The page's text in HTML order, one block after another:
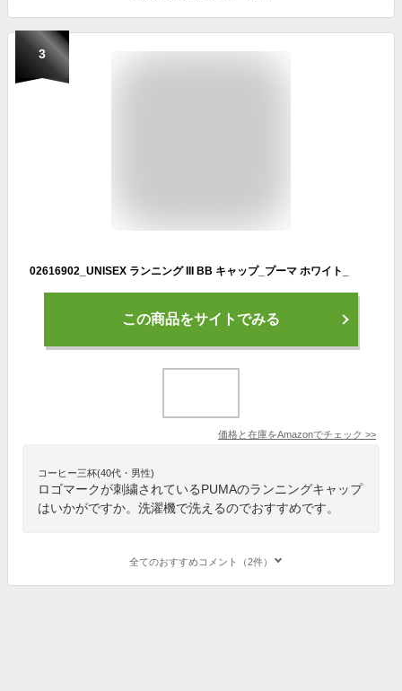
3
02616902_UNISEX ランニング III BB キャップ_プーマ ホワイト_
この商品をサイトでみる
価格と在庫をAmazonでチェック >>
コーヒー三杯(40代・男性)
ロゴマークが刺繍されているPUMAのランニングキャップ
はいかがですか。洗濯機で洗えるのでおすすめです。
全てのおすすめコメント（2件）